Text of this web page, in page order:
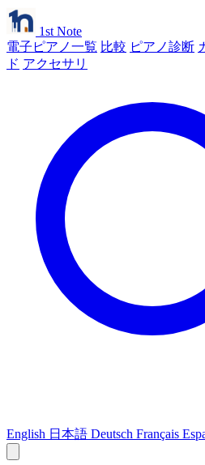
1st Note
電子ピアノ一覧 比較 ピアノ診断
ド アクセサリ
English 日本語 Deutsch Français